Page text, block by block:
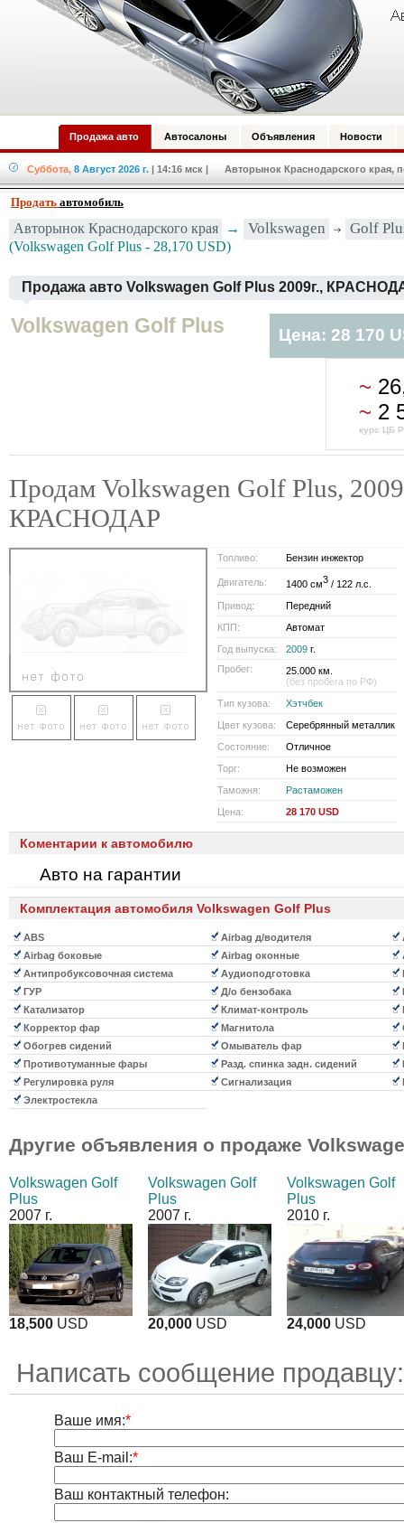
Продажа авто Автосалоны Объявления Новости
Суббота, 8 Август 2026 г. | 14:16 мск | Авторынок Краснодарского края,
Продать автомобиль
Авторынок Краснодарского края → Volkswagen
Golf
(Volkswagen Golf Plus - 28,170 USD)
Продажа авто Volkswagen Golf Plus 2009г.,
Volkswagen Golf Plus Цена: 28 170
~
~ 2
курс ЦБ
Продам Volkswagen Golf Plus, 2009
КРАСНОДАР
Топливо: Бензин инжектор
Двигатель: 1400 см3 / 122 л.с.
Привод:
Передний
КПП:
Автомат
Год выпуска:
2009 г.
Пробег:
25.000 км.
(без пробега по РФ)
Тип кузова:
Хэтчбек
Цвет кузова:
Серебрянный металлик
Состояние:
Отличное
Торг:
Не возможен
Таможня:
Растаможен
Цена:
28 170 USD
Коментарии к автомобилю
Авто на гарантии
Комплектация автомобиля Volkswagen Golf Plus
ABS Airbag д/водителя
Airbag боковые
Airbag оконные
Антипробуксовочная система
Аудиоподготовка
ГУР
Д/о бензобака
Катализатор
Климат-контроль
Корректор фар
Магнитола
Обогрев сидений
Омыватель фар
Противотуманные фары
Разд. спинка задн. сидений
Регулировка руля
Сигнализация
Электростекла
Другие объявления о продаже
Volkswagen Golf
Plus
2007 г.
18,500 USD
Volkswagen Golf
Plus
2007 г.
20,000 USD
Volkswagen Golf
Plus
2010 г.
24,000 USD
Написать сообщение
Ваше имя:*
Ваш E-mail:*
Ваш контактный телефон: